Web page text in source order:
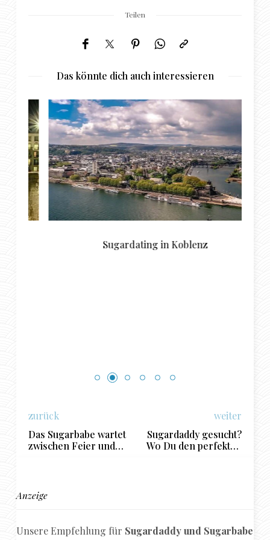
Teilen
Das könnte dich auch interessieren
Sugardating in Koblenz
zurück
Das Sugarbabe wartet
zwischen Feier und
weiter
Sugardaddy gesucht?
Wo Du den perfekten
Anzeige
Unsere Empfehlung für Sugardaddy und Sugarbabe